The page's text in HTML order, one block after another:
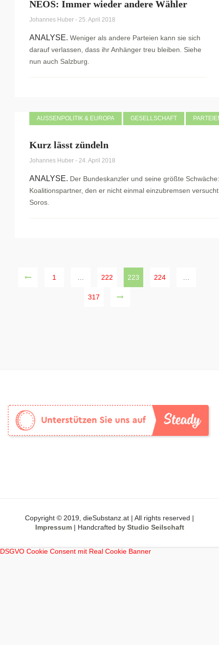
NEOS: Immer wieder andere Wähler
Johannes Huber - 25. April 2018
ANALYSE. Weniger als andere Parteien kann sie sich
darauf verlassen, dass ihr Anhänger treu bleiben. Siehe
nun auch Salzburg.
AUSSENPOLITIK & EUROPA GESELLSCHAFT
Kurz lässt zündeln
Johannes Huber - 24. April 2018
ANALYSE. Der Bundeskanzler und seine größte
Koalitionspartner, den er nicht einmal einzubremsen
Soros.
1 222 223 224
317
Copyright © 2019, dieSubstanz.at | All rights reserved |
Impressum| Handcrafted by Studio Seilschaft
DSGVO Cookie Consent mit Real Cookie Banner